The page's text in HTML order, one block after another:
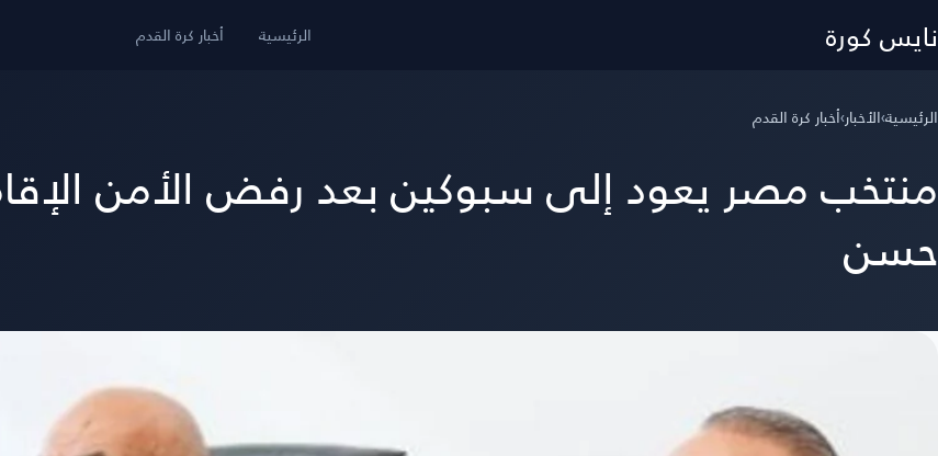
نايس كورة الرئيسية أخبار كرة القدم
الرئيسية›الأخبار›أخبار كرة القدم
منتخب مصر يعود إلى سبوكين بعد رفض الأمن
حسن